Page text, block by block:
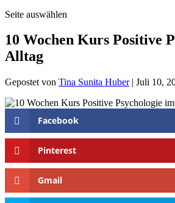
Seite auswählen
10 Wochen Kurs Positive
Alltag
Gepostet von Tina Sunita Huber| Juli 10,
Facebook
Pinterest
Gmail